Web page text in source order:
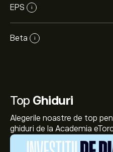
EPS i
Beta i
Top Ghiduri
Alegerile noastre de top
ghiduri de la Academia